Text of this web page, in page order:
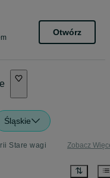
Otwórz
Śląskie
Stare wagi Zobacz